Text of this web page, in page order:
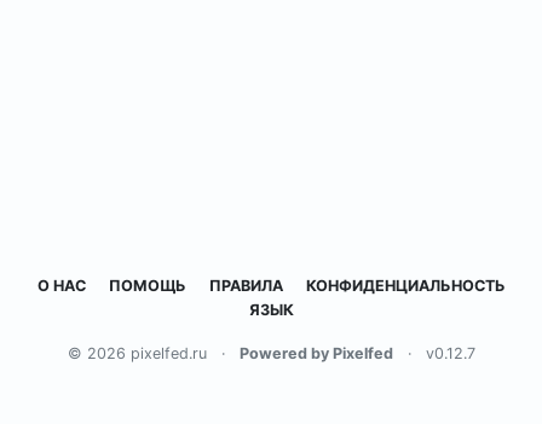
О НАС ПОМОЩЬ ПРАВИЛА
КОНФИДЕНЦИАЛЬНОСТЬ
ЯЗЫК
© 2026 pixelfed.ru · Powered by Pixelfed · v0.12.7